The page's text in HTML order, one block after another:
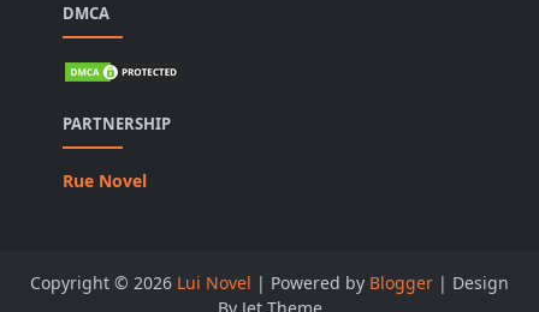
DMCA
PARTNERSHIP
Rue Novel
Copyright © 2026 Lui Novel | Powered by Blogger | Design